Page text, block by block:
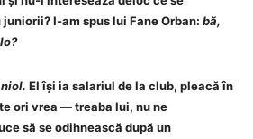
I‑am spus lui Fane Orban: bă,
El își ia salariul de la club, pleacă în
ori vrea — treaba lui, nu ne
să se odihnească după un